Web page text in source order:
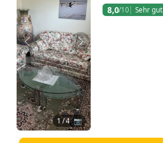
Zurück Weiter
1/ 4 📷
8,0/10 Sehr gut